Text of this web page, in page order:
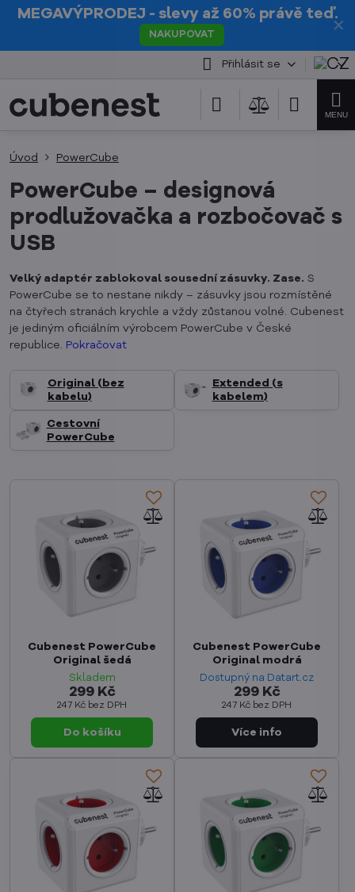
✕
MEGAVÝPRODEJ - slevy až 60% právě teď.
NAKUPOVAT
Přihlásit se
Úvod PowerCube
PowerCube – designová
prodlužovačka a rozbočovač s
USB
Velký adaptér zablokoval sousední zásuvky. Zase. S
PowerCube se to nestane nikdy – zásuvky jsou rozmístěné
na čtyřech stranách krychle a vždy zůstanou volné. Cubenest
je jediným oficiálním výrobcem PowerCube v České
republice. Pokračovat
Original (bez
kabelu)
Extended (s
kabelem)
Cestovní
PowerCube
Cubenest PowerCube
Original šedá
Skladem
299 Kč
247 Kč bez DPH
Do košíku
Cubenest PowerCube
Original modrá
Dostupný na Datart.cz
299 Kč
247 Kč bez DPH